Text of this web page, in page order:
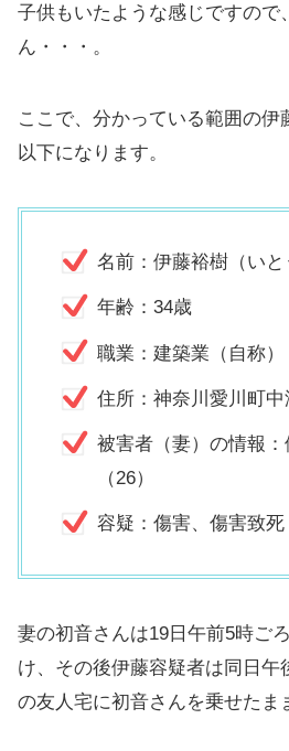
子供もいたような感じですので
ん・・・。
ここで、分かっている範囲の伊
以下になります。
名前：伊藤裕樹（い
年齢：34歳
職業：建築業（自称）
住所：神奈川愛川町中
被害者（妻）の情報
（26）
容疑：傷害、傷害致死
妻の初音さんは19日午前5時ご
け、その後伊藤容疑者は同日午
の友人宅に初音さんを乗せたま